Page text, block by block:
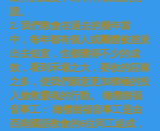
證。
2. 我們教會在過去的幾年當
中，每年都有個人或團體被差派
出去短宣，也都獲得不少的成
效，看到禾場之大，要收的莊稼
之多，使我們願意更加積極的投
入搶救靈魂的行動。 橄欖樹福
音事工： 橄欖樹福音事工是由
西南國語教會的6位同工組成，